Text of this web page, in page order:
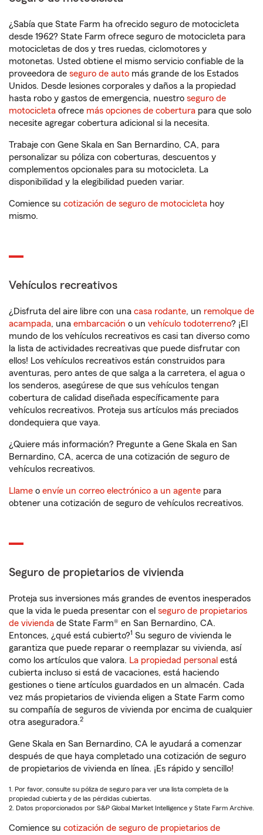
¿Sabía que State Farm ha ofrecido seguro de motocicleta
desde 1962? State Farm ofrece seguro de motocicleta para
motocicletas de dos y tres ruedas, ciclomotores y
motonetas. Usted obtiene el mismo servicio confiable de la
proveedora de seguro de auto más grande de los Estados
Unidos. Desde lesiones corporales y daños a la propiedad
hasta robo y gastos de emergencia, nuestro seguro de
motocicleta ofrece más opciones de cobertura para que solo
necesite agregar cobertura adicional si la necesita.
Trabaje con Gene Skala en San Bernardino, CA, para
personalizar su póliza con coberturas, descuentos y
complementos opcionales para su motocicleta. La
disponibilidad y la elegibilidad pueden variar.
Comience su cotización de seguro de motocicleta hoy
mismo.
Vehículos recreativos
¿Disfruta del aire libre con una casa rodante, un remolque de
acampada, una embarcación o un vehículo todoterreno? ¡El
mundo de los vehículos recreativos es casi tan diverso como
la lista de actividades recreativas que puede disfrutar con
ellos! Los vehículos recreativos están construidos para
aventuras, pero antes de que salga a la carretera, el agua o
los senderos, asegúrese de que sus vehículos tengan
cobertura de calidad diseñada específicamente para
vehículos recreativos. Proteja sus artículos más preciados
dondequiera que vaya.
¿Quiere más información? Pregunte a Gene Skala en San
Bernardino, CA, acerca de una cotización de seguro de
vehículos recreativos.
Llame o envíe un correo electrónico a un agente para
obtener una cotización de seguro de vehículos recreativos.
Seguro de propietarios de vivienda
Proteja sus inversiones más grandes de eventos inesperados
que la vida le pueda presentar con el seguro de propietarios
de vivienda de State Farm® en San Bernardino, CA.
Entonces, ¿qué está cubierto?1 Su seguro de vivienda le
garantiza que puede reparar o reemplazar su vivienda, así
como los artículos que valora. La propiedad personal está
cubierta incluso si está de vacaciones, está haciendo
gestiones o tiene artículos guardados en un almacén. Cada
vez más propietarios de vivienda eligen a State Farm como
su compañía de seguros de vivienda por encima de cualquier
otra aseguradora.2
Gene Skala en San Bernardino, CA le ayudará a comenzar
después de que haya completado una cotización de seguro
de propietarios de vivienda en línea. ¡Es rápido y sencillo!
1. Por favor, consulte su póliza de seguro para ver una lista completa de la
propiedad cubierta y de las pérdidas cubiertas.
2. Datos proporcionados por S&P Global Market Intelligence y State Farm Archive.
Comience su cotización de seguro de propietarios de